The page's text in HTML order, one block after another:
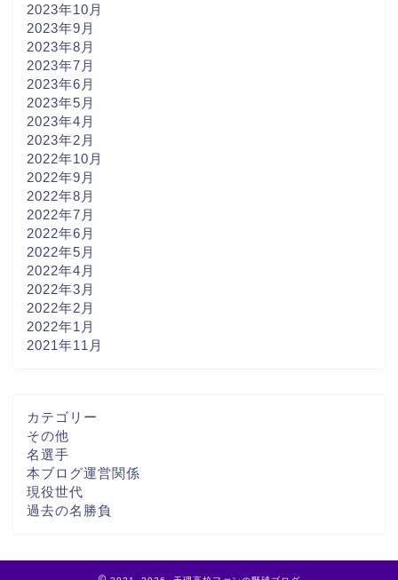
2023年10月
2023年9月
2023年8月
2023年7月
2023年6月
2023年5月
2023年4月
2023年2月
2022年10月
2022年9月
2022年8月
2022年7月
2022年6月
2022年5月
2022年4月
2022年3月
2022年2月
2022年1月
2021年11月
カテゴリー
その他
名選手
本ブログ運営関係
現役世代
過去の名勝負